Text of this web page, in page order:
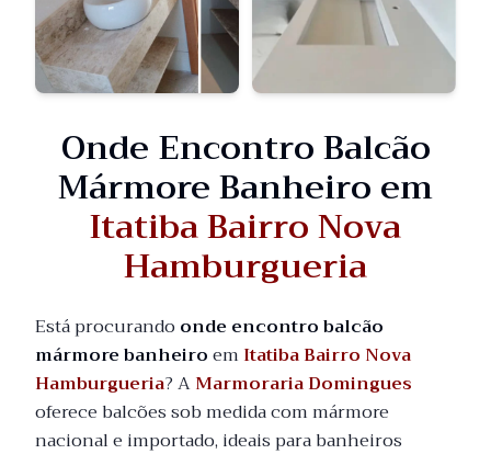
Onde Encontro Balcão
Mármore Banheiro em
Itatiba Bairro Nova
Hamburgueria
Está procurando onde encontro balcão
mármore banheiroem Itatiba Bairro Nova
Hamburgueria? AMarmoraria Domingues
oferece balcões sob medida com mármore
nacional e importado, ideais para banheiros